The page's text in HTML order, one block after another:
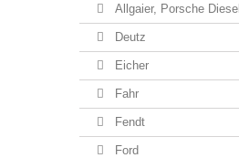
Allgaier, Porsche Diesel
Deutz
Eicher
Fahr
Fendt
Ford